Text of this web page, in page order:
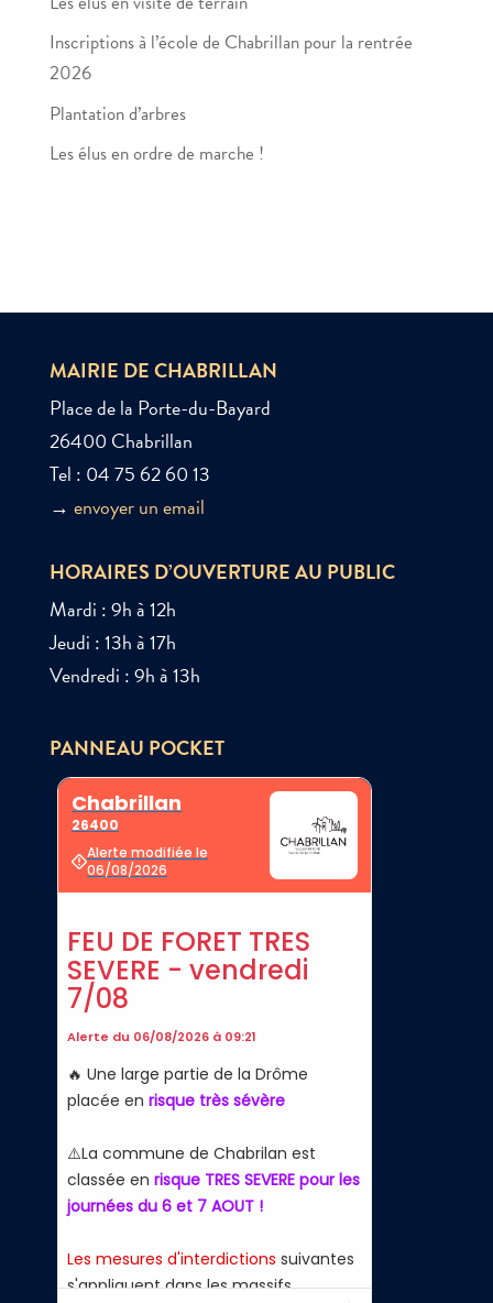
Inscriptions à l’école de Chabrillan pour la rentrée
2026
Plantation d’arbres
Les élus en ordre de marche !
MAIRIE DE CHABRILLAN
Place de la Porte-du-Bayard
26400 Chabrillan
Tel : 04 75 62 60 13
→ envoyer un email
HORAIRES D’OUVERTURE AU PUBLIC
Mardi : 9h à 12h
Jeudi : 13h à 17h
Vendredi : 9h à 13h
PANNEAU POCKET